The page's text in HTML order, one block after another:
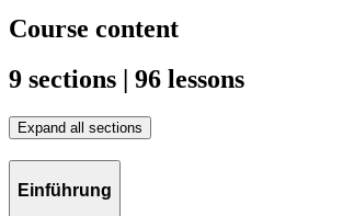
Course content
9 sections | 96 lessons
Expand all sections
Einführung